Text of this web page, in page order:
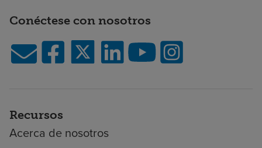
Conéctese con nosotros
Recursos
Acerca de nosotros